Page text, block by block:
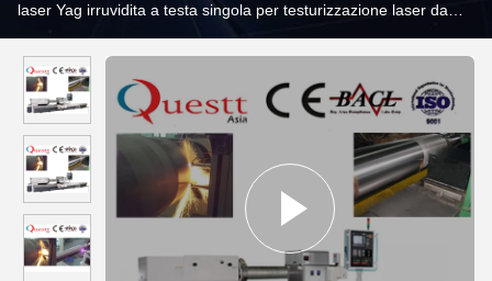
laser Yag irruvidita a testa singola per testurizzazione laser da